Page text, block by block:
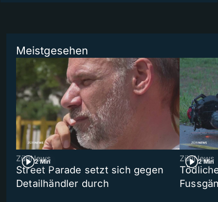
Meistgesehen
2 Min
ZüriNews
Street Parade setzt sich gegen
Detailhändler durch
2 Min
ZüriNews